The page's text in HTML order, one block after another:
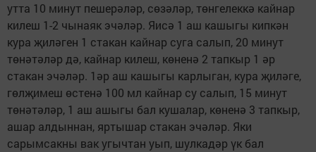
утта 10 минут пешерәләр, сөзәләр, төнгелеккә кайнар
килеш 1-2 чынаяк эчәләр. Яисә 1 аш кашыгы кипкән
кура җиләген 1 стакан кайнар суга салып, 20 минут
төнәтәләр дә, кайнар килеш, көненә 2 тапкыр 1 әр
стакан эчәләр. 1әр аш кашыгы карлыган, кура җиләге,
гөлҗимеш өстенә 100 мл кайнар су салып, 15 минут
төнәтәләр, 1 аш ашыгы бал кушалар, көненә 3 тапкыр,
ашар алдыннан, яртышар стакан эчәләр. Яки
сарымсакны вак угычтан уып, шулкадәр үк бал